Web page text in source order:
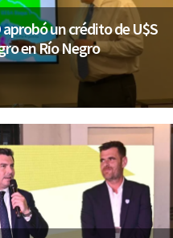
un crédito de U$S
en Río Negro